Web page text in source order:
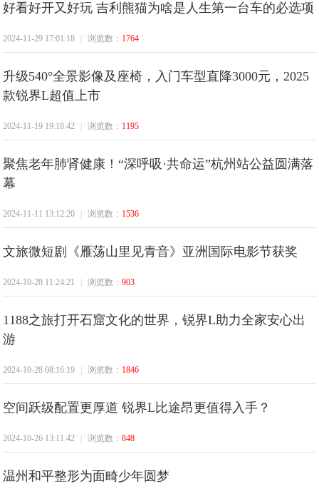
市
好看好开又好玩 吉利熊猫为啥是人生第一台车的必选项
2024-11-29 17:01:18 浏览数： 1764
升级540°全景影像及座椅，入门车型直降3000元，2025
款锐界L超值上市
2024-11-19 19:18:42 浏览数： 1195
聚焦老年肺肾健康！“深呼吸·共命运”杭州站公益圆满落
幕
2024-11-11 13:12:20 浏览数： 1536
文旅微短剧《雁荡山里见青音》亚洲国际电影节获奖
2024-10-28 11:24:21 浏览数：903
1188之旅打开石窟文化的世界，锐界L助力全家安心出
游
2024-10-28 08:16:19 浏览数： 1846
空间跃级配置更厚道 锐界L比途昂更值得入手？
2024-10-26 13:11:42 浏览数：848
温州和平整形为面畸少年圆梦